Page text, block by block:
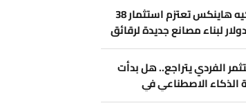
إس كيه هاينكس تعتزم استثمار 38
لبناء مصانع جديدة لرقائق
الفردي يتراجع.. هل بدأت
الذكاء الاصطناعي في